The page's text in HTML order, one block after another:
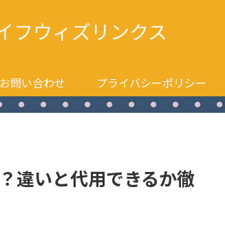
フウィズリンクス
お問い合わせ プライバシーポリシー
違いと代用できるか徹